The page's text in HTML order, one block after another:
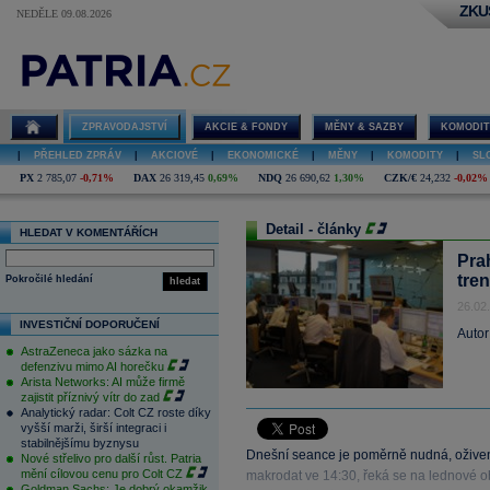
NEDĚLE 09.08.2026
ZPRAVODAJSTVÍ AKCIE & FONDY MĚNY & SAZBY
PŘEHLED ZPRÁV AKCIOVÉ EKONOMICKÉ MĚNY KOMODITY
PX 2 785,07 -0,71% DAX 26 319,45 0,69% NDQ 26 690,62 1,30% CZK/€ 24,232 -0,02%
HLEDAT V KOMENTÁŘÍCH
hledat
Pokročilé hledání
INVESTIČNÍ DOPORUČENÍ
AstraZeneca jako sázka na
defenzivu mimo AI horečku
Arista Networks: AI může firmě
zajistit příznivý vítr do zad
Analytický radar: Colt CZ roste díky
vyšší marži, širší integraci i
stabilnějšímu byznysu
Nové střelivo pro další růst. Patria
mění cílovou cenu pro Colt CZ
Detail - články
Dnešní seance je poměrně nudná,
makrodat ve 14:30, řeká se na lednové